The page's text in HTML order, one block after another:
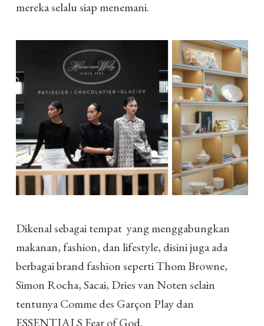
mereka selalu siap menemani.
Dikenal sebagai tempat yang menggabungkan
makanan, fashion, dan lifestyle, disini juga ada
berbagai brand fashion seperti Thom Browne,
Simon Rocha, Sacai, Dries van Noten selain
tentunya Comme des Garçon Play dan
ESSENTIALS Fear of God.